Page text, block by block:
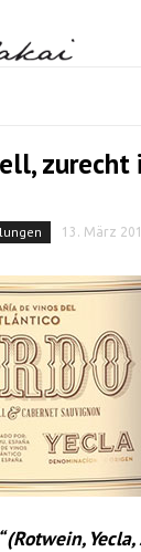
zurecht
13. März
(Rotwein,